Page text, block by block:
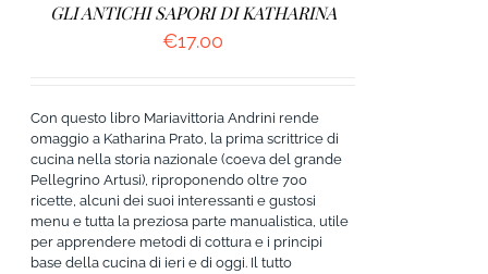
GLI ANTICHI SAPORI DI KATHARINA
€17.00
Con questo libro Mariavittoria Andrini rende
omaggio a Katharina Prato, la prima scrittrice di
cucina nella storia nazionale (coeva del grande
Pellegrino Artusi), riproponendo oltre 700
ricette, alcuni dei suoi interessanti e gustosi
menu e tutta la preziosa parte manualistica, utile
per apprendere metodi di cottura e i principi
base della cucina di ieri e di oggi. Il tutto